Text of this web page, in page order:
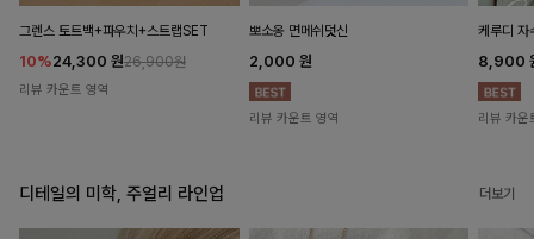
그렌스 토트백+파우치+스트랩SET
10%24,300 원26,900원
리뷰 카운트 영역
뽀소옹 면메쉬덧신
2,000 원
리뷰 카운트 영역
케루디 자
8,900
리뷰 카운
디테일의 미학, 주얼리 라인업 더보기